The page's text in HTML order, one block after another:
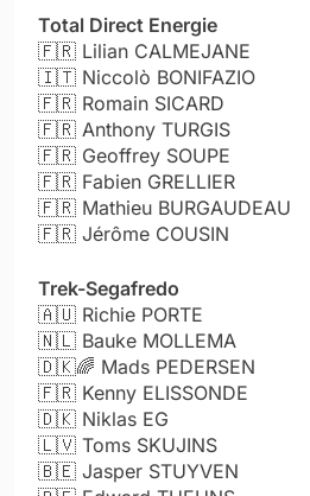
Total Direct Energie
🇫🇷 Lilian CALMEJANE
🇮🇹 Niccolò BONIFAZIO
🇫🇷 Romain SICARD
🇫🇷 Anthony TURGIS
🇫🇷 Geoffrey SOUPE
🇫🇷 Fabien GRELLIER
🇫🇷 Mathieu BURGAUDEAU
🇫🇷 Jérôme COUSIN
Trek-Segafredo
🇦🇺 Richie PORTE
🇳🇱 Bauke MOLLEMA
🇩🇰🌈 Mads PEDERSEN
🇫🇷 Kenny ELISSONDE
🇩🇰 Niklas EG
🇱🇻 Toms SKUJINS
🇧🇪 Jasper STUYVEN